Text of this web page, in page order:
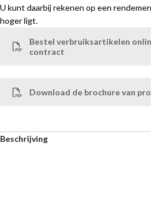
U kunt daarbij rekenen op een
hoger ligt.
Bestel verbruiksartikelen
contract
Download de brochure van
Beschrijving